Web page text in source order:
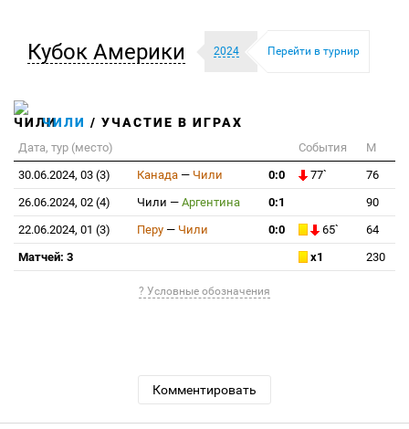
Кубок Америки 2024 Перейти в турнир
ЧИЛИ / УЧАСТИЕ В ИГРАХ
Дата, тур (место) События
М
30.06.2024, 03 (3)
Канада — Чили 0:0 77`
76
26.06.2024, 02 (4)
Чили — Аргентина 0:1
90
22.06.2024, 01 (3)
Перу — Чили 0:0 65`
64
Матчей: 3
x1 230
? Условные обозначения
Комментировать